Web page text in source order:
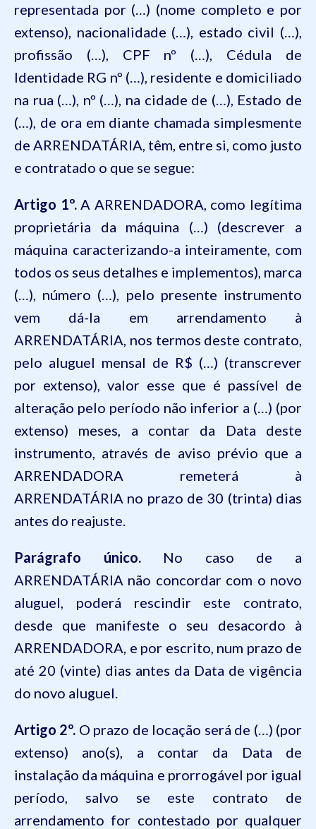
representada por (…) (nome completo e por
extenso), nacionalidade (…), estado civil (…),
profissão (…), CPF nº (…), Cédula de
Identidade RG nº (…), residente e domiciliado
na rua (…), nº (…), na cidade de (…), Estado de
(…), de ora em diante chamada simplesmente
de ARRENDATÁRIA, têm, entre si, como justo
e contratado o que se segue:
Artigo 1º.A ARRENDADORA, como legítima
proprietária da máquina (…) (descrever a
máquina caracterizando-a inteiramente, com
todos os seus detalhes e implementos), marca
(…), número (…), pelo presente instrumento
vem dá-la em arrendamento à
ARRENDATÁRIA, nos termos deste contrato,
pelo aluguel mensal de R$ (…) (transcrever
por extenso), valor esse que é passível de
alteração pelo período não inferior a (…) (por
extenso) meses, a contar da Data deste
instrumento, através de aviso prévio que a
ARRENDADORA remeterá à
ARRENDATÁRIA no prazo de 30 (trinta) dias
antes do reajuste.
Parágrafo único.No caso de a
ARRENDATÁRIA não concordar com o novo
aluguel, poderá rescindir este contrato,
desde que manifeste o seu desacordo à
ARRENDADORA, e por escrito, num prazo de
até 20 (vinte) dias antes da Data de vigência
do novo aluguel.
Artigo 2º. O prazo de locação será de (…) (por
extenso) ano(s), a contar da Data de
instalação da máquina e prorrogável por igual
período, salvo se este contrato de
arrendamento for contestado por qualquer